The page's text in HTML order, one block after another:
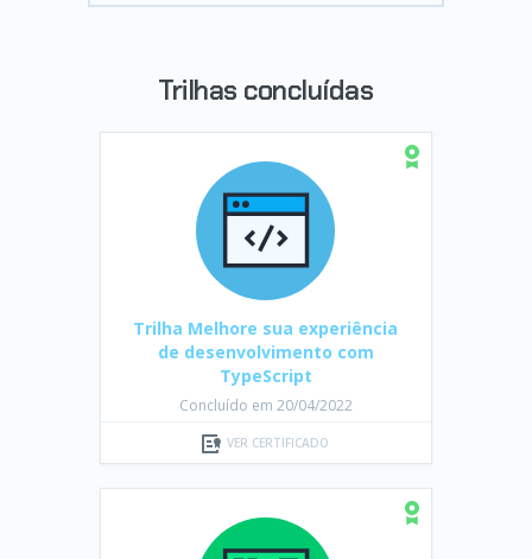
Trilhas concluídas
Trilha Melhore sua experiência
de desenvolvimento com
TypeScript
Concluído em 20/04/2022
VER CERTIFICADO